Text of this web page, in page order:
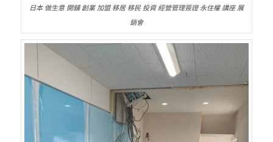
日本 做生意 開舖 創業 加盟 移居 移民 投資 經營管理簽證 永住權 講座 展
銷會